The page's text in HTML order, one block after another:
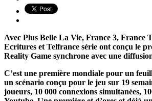
Avec Plus Belle La Vie, France 3, France
Ecritures et Telfrance série ont conçu le
Reality Game synchrone avec une
C’est une première mondiale pour un
un scénario conçu pour le jeu sur 19
joueurs, 10 000 connexions simultanées,